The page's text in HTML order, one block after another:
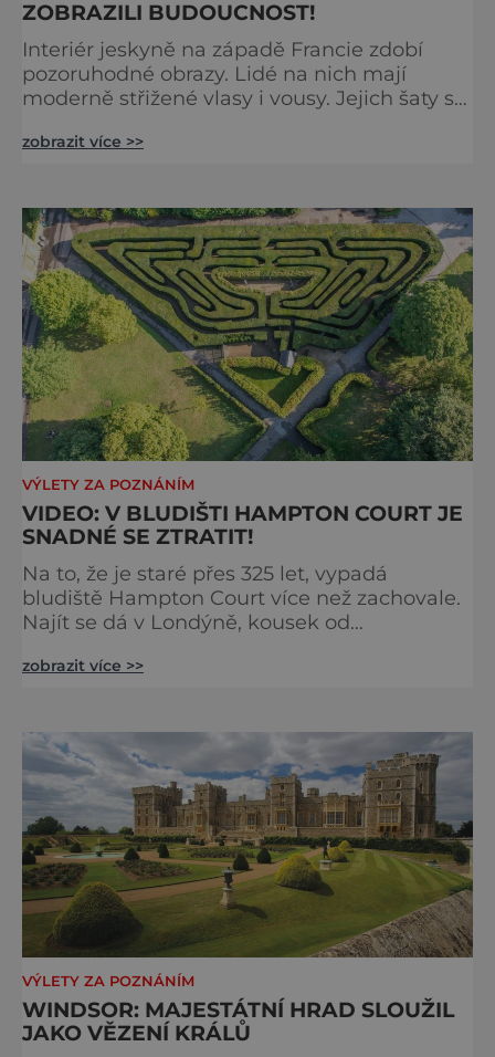
ZOBRAZILI BUDOUCNOST!
Interiér jeskyně na západě Francie zdobí
pozoruhodné obrazy. Lidé na nich mají
moderně střižené vlasy i vousy. Jejich šaty se
ale staré tisíce let. Jak je to možné?
století. Skrývala překvapivý objev. Foto:
pinterest.
zobrazit více >>
VÝLETY ZA POZNÁNÍM
VIDEO: V BLUDIŠTI HAMPTON COURT JE
SNADNÉ SE ZTRATIT!
Na to, že je staré přes 325 let, vypadá
bludiště Hampton Court více než zachovale.
Najít se dá v Londýně, kousek od
země ho mezi lety 1689 a 1695 vydupou
Oranžského (1650–1702). Zabírá plochu 1300
m² a skrývá se v něm 800 metrů cest.
Původně se v živý plot promění saze
zobrazit více >>
VÝLETY ZA POZNÁNÍM
WINDSOR: MAJESTÁTNÍ HRAD SLOUŽIL
JAKO VĚZENÍ KRÁLŮ